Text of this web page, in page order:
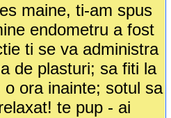
maine, ti-am spus
endometru a fost
ti se va administra
de plasturi; sa fiti la
ora inainte; sotul sa
te pup - ai